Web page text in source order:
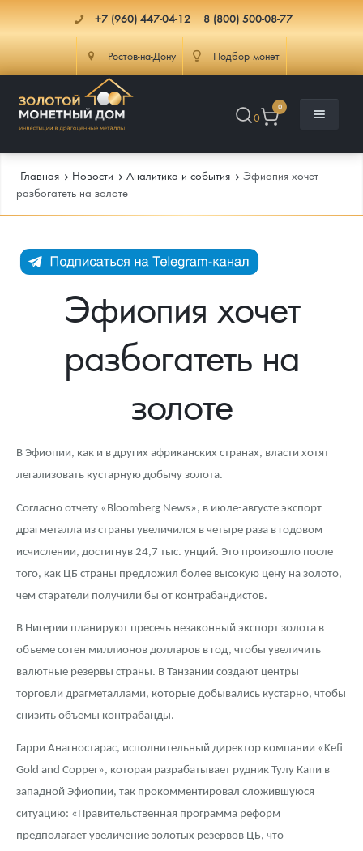
+7 (960) 447-04-12 8 (800) 500-08-77
Ростов-на-Дону Подбор монет
0
0
Каталог Монет
Инвестиционные монеты
Монеты Россия и СССР
Памятные и старинные монеты
Монеты Царской России
Монеты стран мира после 1950г
Золотой червонец Сеятель
Гарри Поттер
Год Лошади
Флот: ледоколы и корабли
Ювелирные изделия
Золотая карманная галерея
Монеты и жетоны из недрагоценных металлов
Инфо
Как сделать заказ
Выкуп монет
Выкуп серебряных монет
Условия возврата
Монеты
Политика конфиденциальности
Положение по обработке и защите персональных данных
Распродажа монет и жетонов
Итоги 2025 года. Прогноз курсов золота, серебра, платины на
2026 год
Cтатьи
Георгий Победоносец - динамика цен
Курс золота и серебра
Контакты
Письмо директору
Пресс-служба
Главная Новости Аналитика и события
Эфиопия хочет
разбогатеть на золоте
Эфиопия хочет
разбогатеть на
золоте
В Эфиопии, как и в других африканских странах, власти хотят
легализовать кустарную добычу золота.
Согласно отчету «Bloomberg News», в июле-августе экспорт
драгметалла из страны увеличился в четыре раза в годовом
исчислении, достигнув 24,7 тыс. унций. Это произошло после
того, как ЦБ страны предложил более высокую цену на золото,
чем старатели получили бы от контрабандистов.
В Нигерии планируют пресечь незаконный экспорт золота в
объеме сотен миллионов долларов в год, чтобы увеличить
валютные резервы страны. В Танзании создают центры
торговли драгметаллами, которые добывались кустарно, чтобы
снизить объемы контрабанды.
Гарри Анагностарас, исполнительный директор компании «Kefi
Gold and Copper», которая разрабатывает рудник Тулу Капи в
западной Эфиопии, так прокомментировал сложившуюся
ситуацию: «Правительственная программа реформ
предполагает увеличение золотых резервов ЦБ, что